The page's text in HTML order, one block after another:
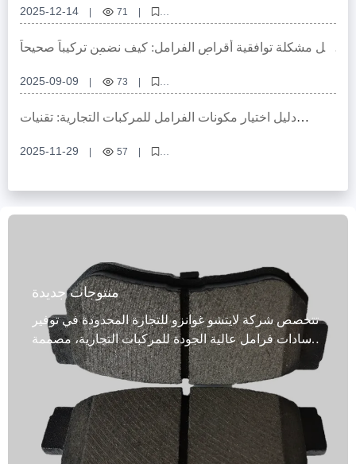
2025-12-14 71
وحدات كبح أحادية، وحدات كبح ثنائية، اختيار وحدات الكبح، معايير تركيب الكبح،
تطابق الكبح مع العجلة
حل مشكلة توافقية أقراص الفرامل: كيف نضمن تركيباً صحيحاً
2025-09-09 73
حلول توافقية لأقراص الفرامل، أقراص فرامل للمركبات التجارية، أقراص فرامل
مخصصة لسيارات الركاب، أقراص فرامل من الحديد الرمادي عالي القوة،
شهادات دولية لأقراص الفرامل
دليل اختيار مكونات الفرامل للمركبات التجارية: تقنيات
2025-11-29 57
منتوجات جديدة
تتخصص شركة لايتشو غوانزو للتجارة المحدودة في توفير
وسادات فرامل عالية الجودة للمركبات التجارية، مصممة
خصيصًا للمركبات الثقيلة مثل الشاحنات والحافلات.
باستخدام مجموعة متنوعة من المواد المتطورة، بما في
ذلك شبه المعدنية، والفولاذ المنخفض، والسيراميك،
والسيراميك الخالي من النحاس، توفر وسادات فرامل
المركبات التجارية هذه مقاومة استثنائية لدرجات الحرارة
العالية (من -50 درجة مئوية إلى 700 درجة مئوية)، مما